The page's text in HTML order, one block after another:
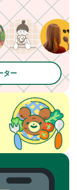
ター